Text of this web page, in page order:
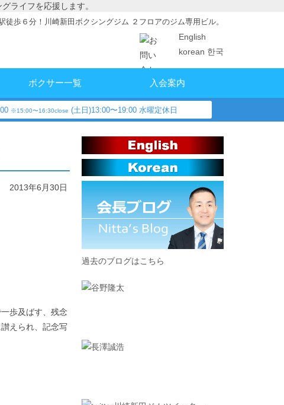
ライフを応援します。
歩６分！川崎新田ボクシングジム ２フロアのジム専用ビル。
English
korean 한국
ボクサー一覧 入会案内
※15:00〜16:30close (土日)13:00〜19:00 水曜定休日
2013年6月30日
歩及ばす、残念
えられ、記念写
過去のブログはこちら